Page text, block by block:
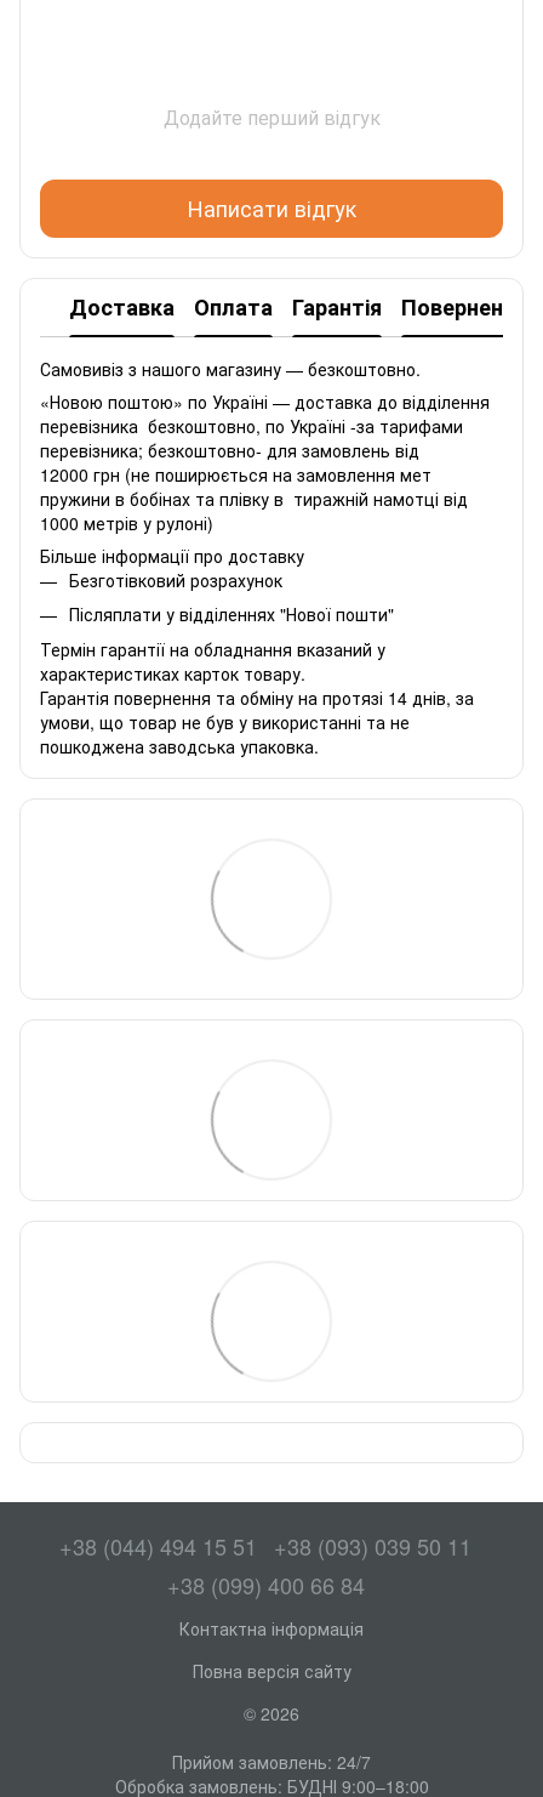
Додайте перший відгук
Написати відгук
Доставка Оплата Гарантія Повернення
Самовивіз з нашого магазину — безкоштовно.
«Новою поштою» по Україні — доставка до відділення
перевізника безкоштовно, по Україні -за тарифами
перевізника; безкоштовно- для замовлень від
12000 грн (не поширюється на замовлення мет
пружини в бобінах та плівку в тиражній намотці від
1000 метрів у рулоні)
Більше інформації про доставку
Безготівковий розрахунок
Післяплати у відділеннях "Нової пошти"
Термін гарантії на обладнання вказаний у
характеристиках карток товару.
Гарантія повернення та обміну на протязі 14 днів, за
умови, що товар не був у використанні та не
пошкоджена заводська упаковка.
+38 (044) 494 15 51
+38 (093) 039 50 11
+38 (099) 400 66 84
Контактна інформація
Повна версія сайту
© 2026
Прийом замовлень: 24/7
Обробка замовлень: БУДНІ 9:00–18:00